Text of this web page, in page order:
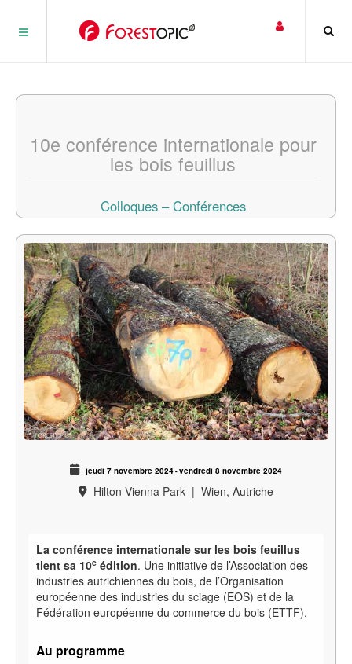
10e conférence internationale pour
les bois feuillus
Colloques – Conférences
jeudi 7 novembre 2024-vendredi 8 novembre 2024
Hilton Vienna Park | Wien, Autriche
La conférence internationale sur les bois feuillus
tient sa 10e édition. Une initiative de l’Association des
industries autrichiennes du bois, de l’Organisation
européenne des industries du sciage (EOS) et de la
Fédération européenne du commerce du bois (ETTF).
Au programme